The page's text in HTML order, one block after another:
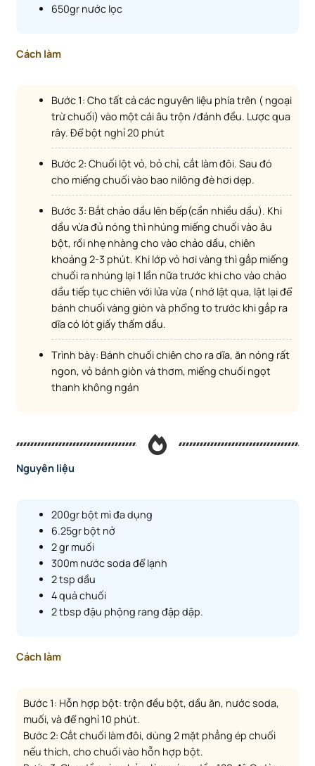
650gr nước lọc
Cách làm
Bước 1: Cho tất cả các nguyên liệu phía trên ( ngoại
trừ chuối) vào một cái âu trộn /đánh đều. Lược qua
rây. Để bột nghỉ 20 phút
Bước 2: Chuối lột vỏ, bỏ chỉ, cắt làm đôi. Sau đó
cho miếng chuối vào bao nilông đè hơi dẹp.
Bước 3: Bắt chảo dầu lên bếp(cần nhiều dầu). Khi
dầu vừa đủ nóng thì nhúng miếng chuối vào âu
bột, rồi nhẹ nhàng cho vào chảo dầu, chiên
khoảng 2-3 phút. Khi lớp vỏ hơi vàng thì gắp miếng
chuối ra nhúng lại 1 lần nữa trước khi cho vào chảo
dầu tiếp tục chiên với lửa vừa ( nhớ lật qua, lật lại để
bánh chuối vàng giòn và phổng to trước khi gắp ra
dĩa có lót giấy thấm dầu.
Trình bày: Bánh chuối chiên cho ra dĩa, ăn nóng rất
ngon, vỏ bánh giòn và thơm, miếng chuối ngọt
thanh không ngán
Nguyên liệu
200gr bột mì đa dụng
6.25gr bột nở
2 gr muối
300m nước soda để lạnh
2 tsp dầu
4 quả chuối
2 tbsp đậu phộng rang đập dập.
Cách làm
Bước 1: Hỗn hợp bột: trộn đều bột, dầu ăn, nước soda,
muối, và để nghỉ 10 phút.
Bước 2: Cắt chuối làm đôi, dùng 2 mặt phẳng ép chuối
nếu thích, cho chuối vào hỗn hợp bột.